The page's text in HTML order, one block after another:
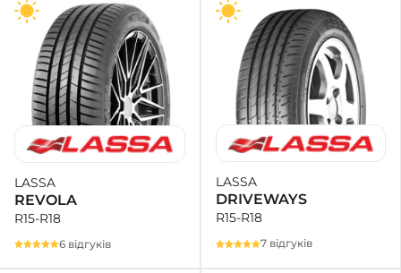
LASSA
REVOLA
R15-R18
6 відгуків
LASSA
DRIVEWAYS
R15-R18
7 відгуків